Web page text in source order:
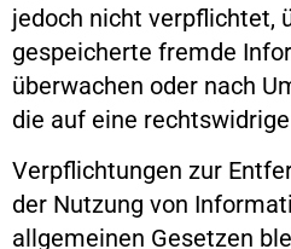
jedoch nicht verpflichtet,
gespeicherte fremde
überwachen oder nach
die auf eine
Verpflichtungen zur
der Nutzung von
allgemeinen Gesetzen